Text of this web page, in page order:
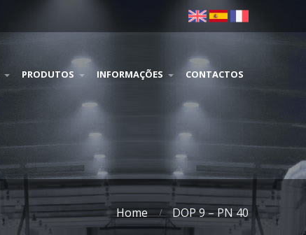
PRODUTOS INFORMAÇÕES CONTACTOS
Home DOP 9 – PN 40